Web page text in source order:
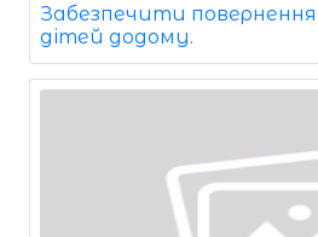
Забезпечити повернення
дітей додому.